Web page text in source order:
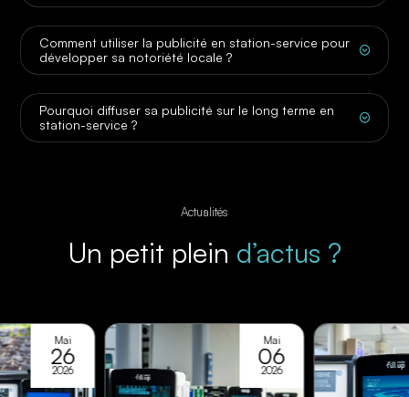
;
Comment utiliser la publicité en station-service pour
développer sa notoriété locale ?
;
Pourquoi diffuser sa publicité sur le long terme en
station-service ?
Actualités
Un petit plein d’actus ?
Mai
26
2026
Mai
06
2026